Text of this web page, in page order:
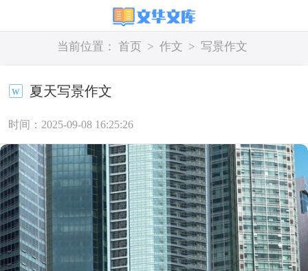
当前位置： 首页 > 作文 > 写景作文
夏天写景作文
时间：2025-09-08 16:25:26